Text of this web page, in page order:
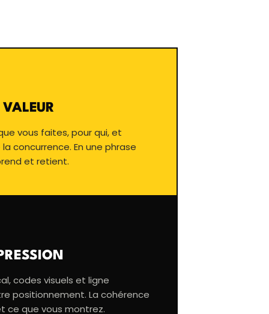
vous faites, pour qui, et
concurrence. En une phrase
et retient.
codes visuels et ligne
positionnement. La cohérence
ce que vous montrez.